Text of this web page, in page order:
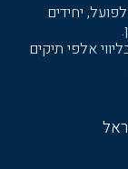
יחידים
אלפי תיקים